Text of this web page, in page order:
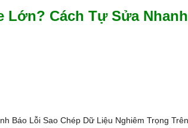
Lớn? Cách Tự Sửa Nhanh
Báo Lỗi Sao Chép Dữ Liệu Nghiêm Trọng Trên